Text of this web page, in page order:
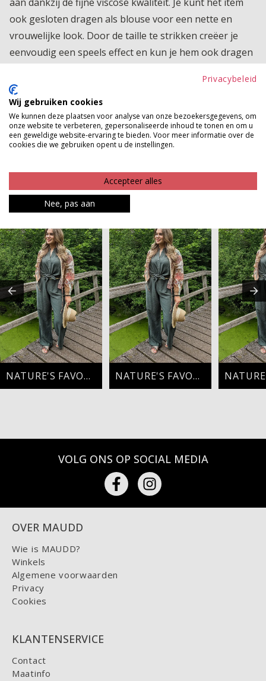
ook gesloten dragen als blouse voor een nette en
vrouwelijke look. Door de taille te strikken creëer je
eenvoudig een speels effect en kun je hem ook dragen
naar wens kunt stylen. Een veelzijdig en trendy item dat
je op verschillende manieren kunt combineren en je
outfit direct een frisse twist geeft.
Product kenmerken
MAAK JE LOOK COMPLEET
NATURE'S FAVORITE NATURE'S FAVORITE
VOLG ONS OP SOCIAL MEDIA
OVER MAUDD
Wie is MAUDD?
Winkels
Algemene voorwaarden
Privacy
Cookies
KLANTENSERVICE
Contact
Maatinfo
Privacybeleid
Wij gebruiken cookies
We kunnen deze plaatsen voor analyse van onze bezoekersgegevens, om
onze website te verbeteren, gepersonaliseerde inhoud te tonen en om u
een geweldige website-ervaring te bieden. Voor meer informatie over de
cookies die we gebruiken opent u de instellingen.
Accepteer alles
Nee, pas aan